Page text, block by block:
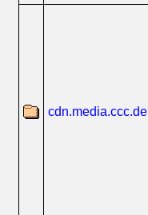
cdn.media.ccc.de